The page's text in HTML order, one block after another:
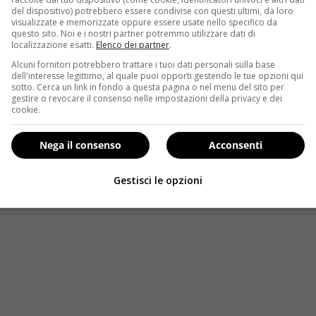
evaporare, nel mentre, c’è la frittura del pesce o
sia come un secondo . Nellaversione
vino bianco, aceto ed acqua.
5 zucchine, 4 uova, 5 spicchi d’aglio, 1 cipolla grande, 3
pagrattato, sale e salvia.
quindi mettete in una padella il vino, l’aceto e l’acqua
tagliate le zucchine in quattro parti e passatele in
nella farina, nell’uovo e nel pangrattato. Togliete
del dispositivo) potrebbero essere condivise con questi ultimi, da loro
visualizzate e memorizzate oppure essere usate nello specifico da
questo sito. Noi e i nostri partner potremmo utilizzare dati di
localizzazione esatti. Elenco dei partner.
Alcuni fornitori potrebbero trattare i tuoi dati personali sulla base
dell'interesse legittimo, al quale puoi opporti gestendo le tue opzioni qui
sotto. Cerca un link in fondo a questa pagina o nel menu del sito per
gestire o revocare il consenso nelle impostazioni della privacy e dei
cookie.
Acconsenti
Nega il consenso
Gestisci le opzioni